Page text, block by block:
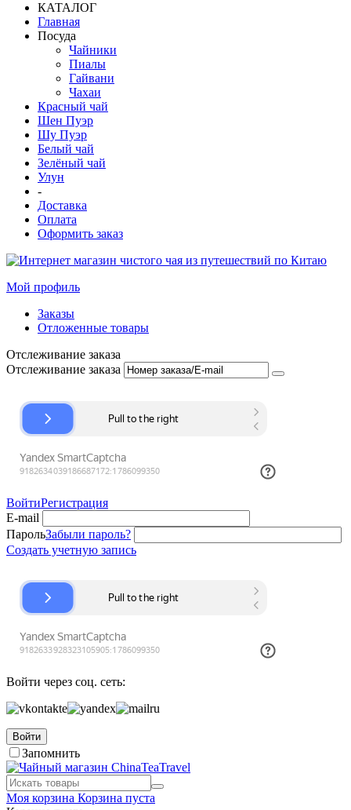
КАТАЛОГ
Главная
Посуда
Чайники
Пиалы
Гайвани
Чахаи
Красный чай
Шен Пуэр
Шу Пуэр
Белый чай
Зелёный чай
Улун
-
Доставка
Оплата
Оформить заказ
Мой профиль
Заказы
Отложенные товары
Отслеживание заказа
Отслеживание заказа
ВойтиРегистрация
E-mail
ПарольЗабыли пароль?
Создать учетную запись
Войти через соц. сеть:
Войти
Запомнить
Моя корзина Корзина пуста